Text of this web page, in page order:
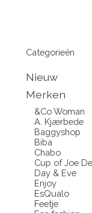
Categorieën
Nieuw
Merken
&Co Woman
A. Kjærbede
Baggyshop
Biba
Chabo
Cup of Joe
Day & Eve
Enjoy
EsQualo
Feetje